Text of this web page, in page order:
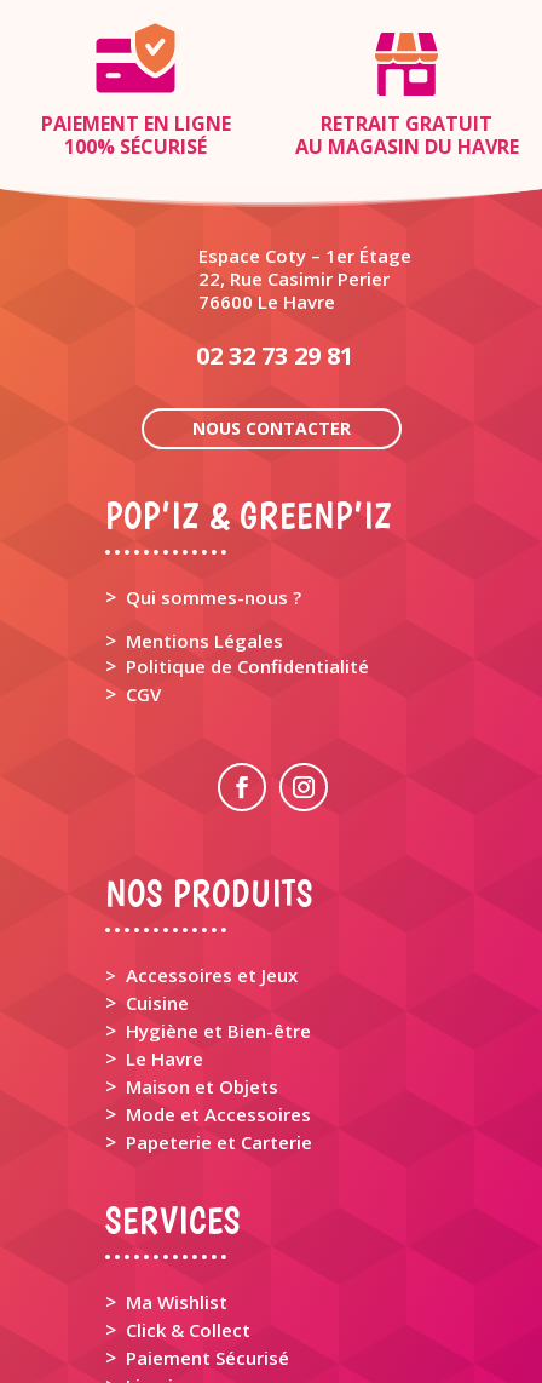
PAIEMENT EN LIGNE
100% SÉCURISÉ
RETRAIT GRATUIT
AU MAGASIN DU HAVRE
Espace Coty – 1er Étage
22, Rue Casimir Perier
76600 Le Havre
02 32 73 29 81
NOUS CONTACTER
POP’IZ & GREENP’IZ
> Qui sommes-nous ?
> Mentions Légales
> Politique de Confidentialité
> CGV
NOS PRODUITS
> Accessoires et Jeux
> Cuisine
> Hygiène et Bien-être
> Le Havre
> Maison et Objets
> Mode et Accessoires
> Papeterie et Carterie
SERVICES
> Ma Wishlist
> Click & Collect
> Paiement Sécurisé